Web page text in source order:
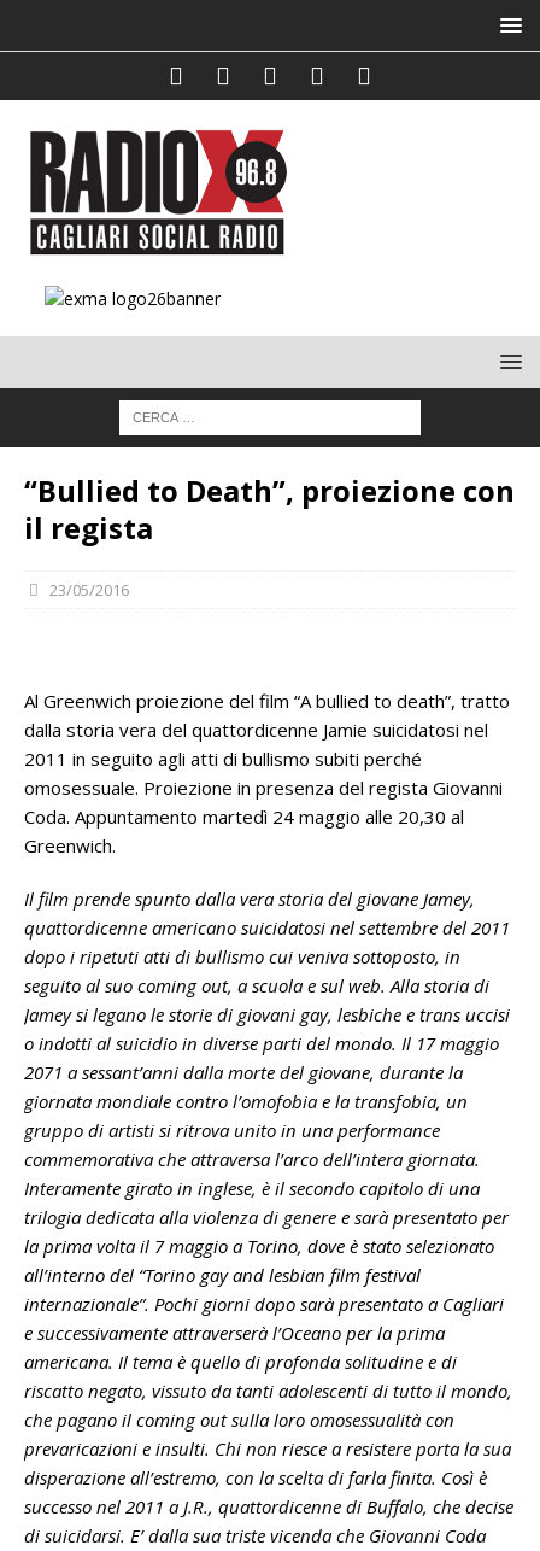
“Bullied to Death”, proiezione con
il regista
23/05/2016
Al Greenwich proiezione del film “A bullied to death”, tratto
dalla storia vera del quattordicenne Jamie suicidatosi nel
2011 in seguito agli atti di bullismo subiti perché
omosessuale. Proiezione in presenza del regista Giovanni
Coda. Appuntamento martedì 24 maggio alle 20,30 al
Greenwich.
Il film prende spunto dalla vera storia del giovane Jamey,
quattordicenne americano suicidatosi nel settembre del 2011
dopo i ripetuti atti di bullismo cui veniva sottoposto, in
seguito al suo coming out, a scuola e sul web. Alla storia di
Jamey si legano le storie di giovani gay, lesbiche e trans uccisi
o indotti al suicidio in diverse parti del mondo. Il 17 maggio
2071 a sessant’anni dalla morte del giovane, durante la
giornata mondiale contro l’omofobia e la transfobia, un
gruppo di artisti si ritrova unito in una performance
commemorativa che attraversa l’arco dell’intera giornata.
Interamente girato in inglese, è il secondo capitolo di una
trilogia dedicata alla violenza di genere e sarà presentato per
la prima volta il 7 maggio a Torino, dove è stato selezionato
all’interno del “Torino gay and lesbian film festival
internazionale”. Pochi giorni dopo sarà presentato a Cagliari
e successivamente attraverserà l’Oceano per la prima
americana. Il tema è quello di profonda solitudine e di
riscatto negato, vissuto da tanti adolescenti di tutto il mondo,
che pagano il coming out sulla loro omosessualità con
prevaricazioni e insulti. Chi non riesce a resistere porta la sua
disperazione all’estremo, con la scelta di farla finita. Così è
successo nel 2011 a J.R., quattordicenne di Buffalo, che decise
di suicidarsi. E’ dalla sua triste vicenda che Giovanni Coda